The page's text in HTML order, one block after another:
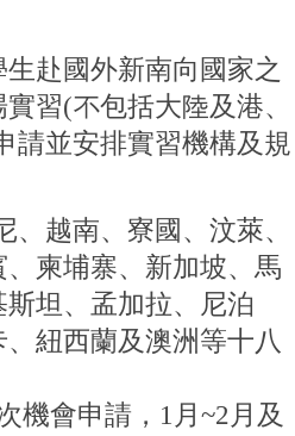
生赴國外新南向國家之
習(不包括大陸及港、
請並安排實習機構及規
、越南、寮國、汶萊、
柬埔寨、新加坡、馬
坦、孟加拉、尼泊
紐西蘭及澳洲等十八
機會申請 ，1 月~2月及